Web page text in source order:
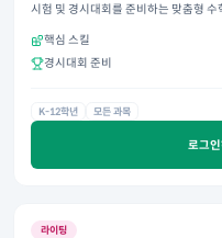
시험 및 경시대회를 준비하는 맞춤형 수
핵심 스킬
경시대회 준비
K-12학년 모든 과목
로그
라이팅